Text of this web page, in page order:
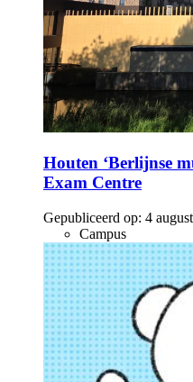
Houten ‘Berlijnse
Exam Centre
Gepubliceerd op: 4
Campus